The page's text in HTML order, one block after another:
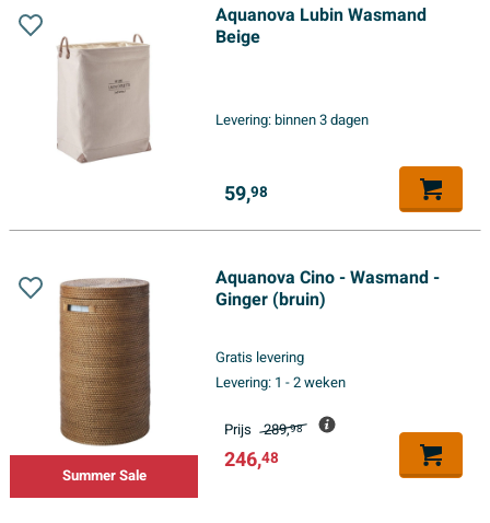
Aquanova Lubin Wasmand
Beige
Levering:binnen 3 dagen
59,98
Summer Sale
Aquanova Cino - Wasmand -
Ginger (bruin)
Gratis levering
Levering: 1 - 2 weken
Prijs 289,98
246,48